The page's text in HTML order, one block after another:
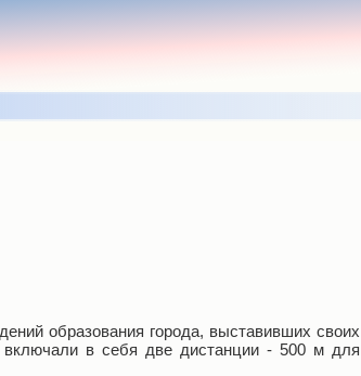
образования города, выставивших своих
включали в себя две дистанции - 500 м для